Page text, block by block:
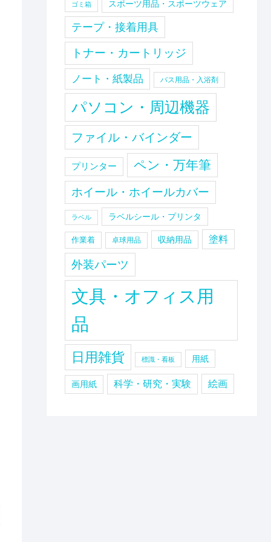
ゴミ箱 スポーツ用品・スポーツウェア
テープ・接着用具
トナー・カートリッジ
ノート・紙製品 バス用品・入浴剤
パソコン・周辺機器
ファイル・バインダー
プリンター ペン・万年筆
ホイール・ホイールカバー
ラベル ラベルシール・プリンタ
作業着 卓球用品 収納用品 塗料
外装パーツ
文具・オフィス用
品
日用雑貨 標識・看板 用紙
画用紙 科学・研究・実験 絵画